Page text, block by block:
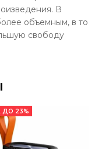
В
объемным, в то
свободу
ДО 23%